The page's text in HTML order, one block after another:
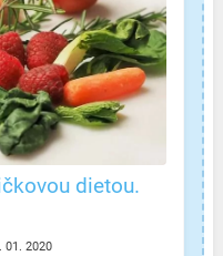
dietou.
01. 2020